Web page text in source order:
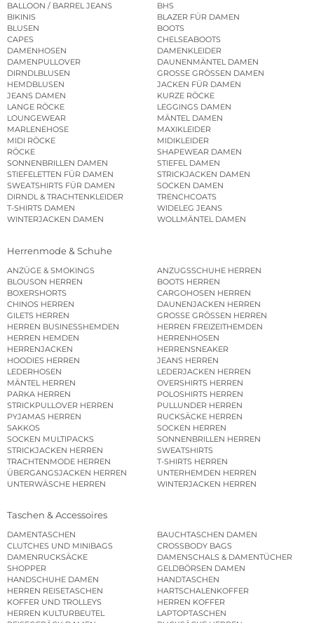
BALLOON / BARREL JEANS
BHS
BIKINIS
BLAZER FÜR DAMEN
BLUSEN
BOOTS
CAPES
CHELSEABOOTS
DAMENHOSEN
DAMENKLEIDER
DAMENPULLOVER
DAUNENMÄNTEL DAMEN
DIRNDLBLUSEN
GROSSE GRÖSSEN DAMEN
HEMDBLUSEN
JACKEN FÜR DAMEN
JEANS DAMEN
KURZE RÖCKE
LANGE RÖCKE
LEGGINGS DAMEN
LOUNGEWEAR
MÄNTEL DAMEN
MARLENEHOSE
MAXIKLEIDER
MIDI RÖCKE
MIDIKLEIDER
RÖCKE
SHAPEWEAR DAMEN
SONNENBRILLEN DAMEN
STIEFEL DAMEN
STIEFELETTEN FÜR DAMEN
STRICKJACKEN DAMEN
SWEATSHIRTS FÜR DAMEN
SOCKEN DAMEN
DIRNDL & TRACHTENKLEIDER
TRENCHCOATS
T-SHIRTS DAMEN
WIDELEG JEANS
WINTERJACKEN DAMEN
WOLLMÄNTEL DAMEN
Herrenmode & Schuhe
ANZÜGE & SMOKINGS
ANZUGSSCHUHE HERREN
BLOUSON HERREN
BOOTS HERREN
BOXERSHORTS
CARGOHOSEN HERREN
CHINOS HERREN
DAUNENJACKEN HERREN
GILETS HERREN
GROSSE GRÖSSEN HERREN
HERREN BUSINESSHEMDEN
HERREN FREIZEITHEMDEN
HERREN HEMDEN
HERRENHOSEN
HERRENJACKEN
HERRENSNEAKER
HOODIES HERREN
JEANS HERREN
LEDERHOSEN
LEDERJACKEN HERREN
MÄNTEL HERREN
OVERSHIRTS HERREN
PARKA HERREN
POLOSHIRTS HERREN
STRICKPULLOVER HERREN
PULLUNDER HERREN
PYJAMAS HERREN
RUCKSÄCKE HERREN
SAKKOS
SOCKEN HERREN
SOCKEN MULTIPACKS
SONNENBRILLEN HERREN
STRICKJACKEN HERREN
SWEATSHIRTS
TRACHTENMODE HERREN
T-SHIRTS HERREN
ÜBERGANGSJACKEN HERREN
UNTERHEMDEN HERREN
UNTERWÄSCHE HERREN
WINTERJACKEN HERREN
Taschen & Accessoires
DAMENTASCHEN
BAUCHTASCHEN DAMEN
CLUTCHES UND MINIBAGS
CROSSBODY BAGS
DAMENRUCKSÄCKE
DAMENSCHALS & DAMENTÜCHER
SHOPPER
GELDBÖRSEN DAMEN
HANDSCHUHE DAMEN
HANDTASCHEN
HERREN REISETASCHEN
HARTSCHALENKOFFER
KOFFER UND TROLLEYS
HERREN KOFFER
HERREN KULTURBEUTEL
LAPTOPTASCHEN